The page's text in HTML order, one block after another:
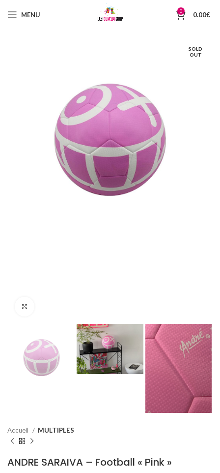
MENU 0 0.00€
SOLD
OUT
Accueil MULTIPLES
ANDRE SARAIVA – Football « Pink »